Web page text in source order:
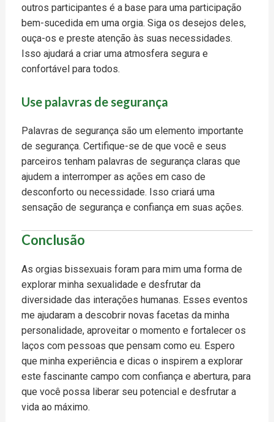
outros participantes é a base para uma participação
bem-sucedida em uma orgia. Siga os desejos deles,
ouça-os e preste atenção às suas necessidades.
Isso ajudará a criar uma atmosfera segura e
confortável para todos.
Use palavras de segurança
Palavras de segurança são um elemento importante
de segurança. Certifique-se de que você e seus
parceiros tenham palavras de segurança claras que
ajudem a interromper as ações em caso de
desconforto ou necessidade. Isso criará uma
sensação de segurança e confiança em suas ações.
Conclusão
As orgias bissexuais foram para mim uma forma de
explorar minha sexualidade e desfrutar da
diversidade das interações humanas. Esses eventos
me ajudaram a descobrir novas facetas da minha
personalidade, aproveitar o momento e fortalecer os
laços com pessoas que pensam como eu. Espero
que minha experiência e dicas o inspirem a explorar
este fascinante campo com confiança e abertura, para
que você possa liberar seu potencial e desfrutar a
vida ao máximo.